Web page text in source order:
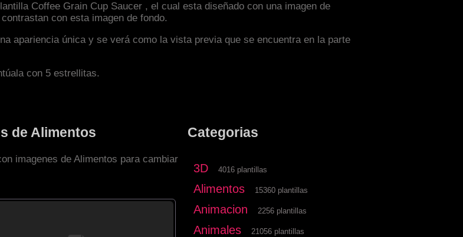
Coffee Grain Cup Saucer , el cual esta diseñado con una imagen de
con esta imagen de fondo.
apariencia única y se verá como la vista previa que se encuentra en la parte
con 5 estrellitas.
de Alimentos
imagenes de Alimentos para cambiar
Categorias
3D 4016 plantillas
Alimentos 15360 plantillas
Animacion 2256 plantillas
Animales 21056 plantillas